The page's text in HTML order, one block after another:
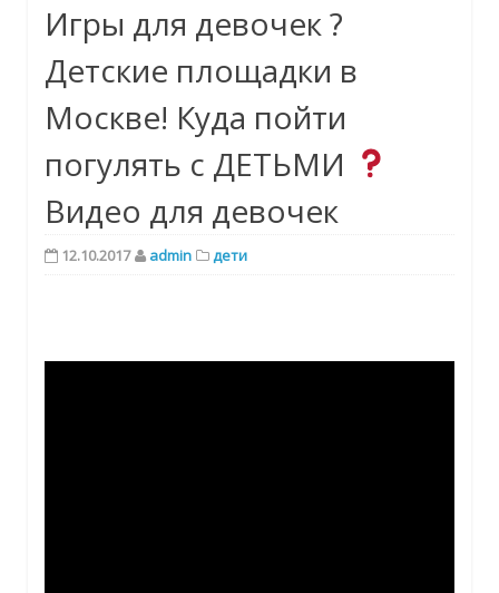
Игры для девочек ?
Детские площадки в
Москве! Куда пойти
погулять с ДЕТЬМИ
Видео для девочек
12.10.2017 admin дети